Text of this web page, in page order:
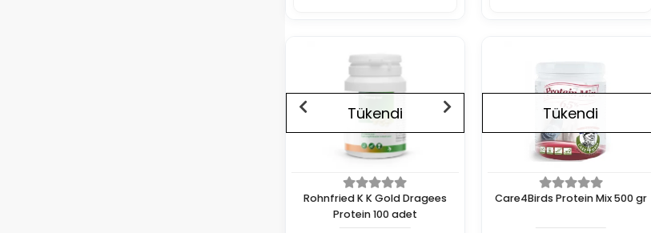
Tükendi
Rohnfried K K Gold Dragees
Protein 100 adet
Tükendi
Care4Birds Protein Mix 500 gr